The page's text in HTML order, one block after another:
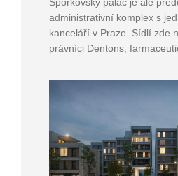
administrativní komplex s
kanceláří v Praze. Sídlí zde
právníci Dentons,